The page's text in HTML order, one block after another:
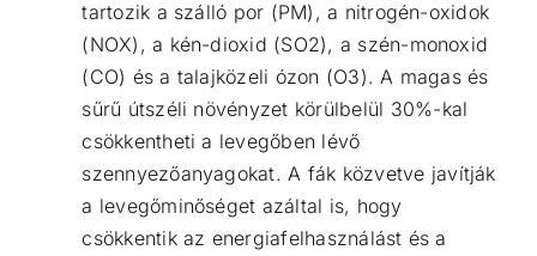
tartozik a szálló por (PM), a nitrogén-oxidok
(NOX), a kén-dioxid (SO2), a szén-monoxid
(CO) és a talajközeli ózon (O3). A magas és
sűrű útszéli növényzet körülbelül 30%-kal
csökkentheti a levegőben lévő
szennyezőanyagokat. A fák közvetve javítják
a levegőminőséget azáltal is, hogy
csökkentik az energiafelhasználást és a